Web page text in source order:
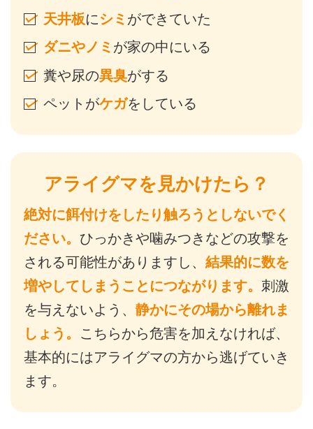
天井板にシミ ができていた
ダニやノミ が家の中にいる
糞や尿の異臭がする
ペットがケガをしている
アライグマを見かけたら？
絶対に餌付けをしたり触ろうとしないでく
ださい。 ひっかきや噛みつきなどの攻撃を
される可能性がありますし、 結果的に数を
増やしてしまうことにつながります。 刺激
を与えないよう、 静かにその場から離れま
しょう。 こちらから危害を加えなければ、
基本的にはアライグマの方から逃げていき
ます。